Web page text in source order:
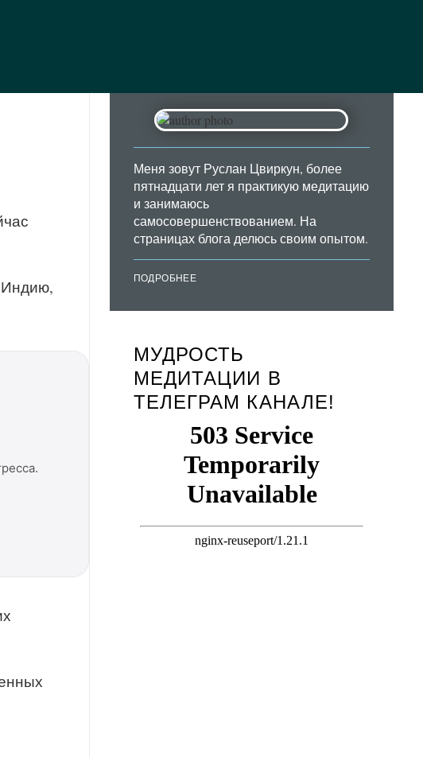
Меня зовут Руслан Цвиркун, более
пятнадцати лет я практикую медитацию
и занимаюсь
самосовершенствованием. На
страницах блога делюсь своим опытом.
ПОДРОБНЕЕ
МУДРОСТЬ
МЕДИТАЦИИ В
ТЕЛЕГРАМ КАНАЛЕ!